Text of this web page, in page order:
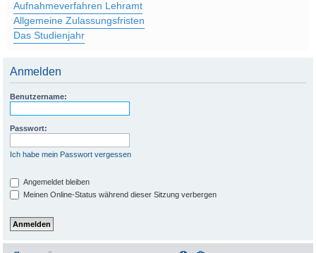
Aufnahmeverfahren Lehramt
Allgemeine Zulassungsfristen
Das Studienjahr
Anmelden
Benutzername:
Passwort:
Ich habe mein Passwort vergessen
Angemeldet bleiben
Meinen Online-Status während dieser Sitzung verbergen